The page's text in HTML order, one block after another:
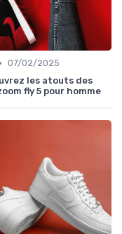
• 07/02/2025
les atouts des
fly 5 pour homme